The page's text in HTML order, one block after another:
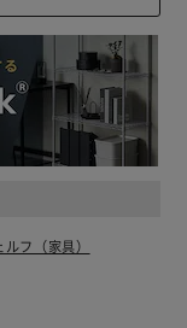
フ（家具）